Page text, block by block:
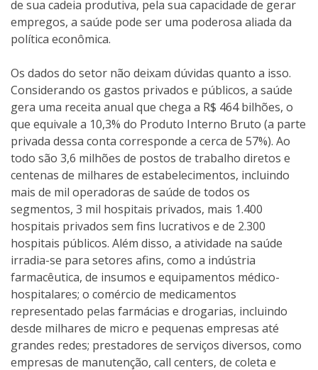
de sua cadeia produtiva, pela sua capacidade de gerar
empregos, a saúde pode ser uma poderosa aliada da
política econômica.
Os dados do setor não deixam dúvidas quanto a isso.
Considerando os gastos privados e públicos, a saúde
gera uma receita anual que chega a R$ 464 bilhões, o
que equivale a 10,3% do Produto Interno Bruto (a parte
privada dessa conta corresponde a cerca de 57%). Ao
todo são 3,6 milhões de postos de trabalho diretos e
centenas de milhares de estabelecimentos, incluindo
mais de mil operadoras de saúde de todos os
segmentos, 3 mil hospitais privados, mais 1.400
hospitais privados sem fins lucrativos e de 2.300
hospitais públicos. Além disso, a atividade na saúde
irradia-se para setores afins, como a indústria
farmacêutica, de insumos e equipamentos médico-
hospitalares; o comércio de medicamentos
representado pelas farmácias e drogarias, incluindo
desde milhares de micro e pequenas empresas até
grandes redes; prestadores de serviços diversos, como
empresas de manutenção, call centers, de coleta e